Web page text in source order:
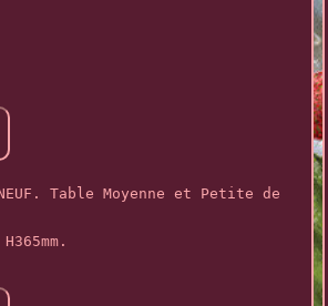
Table Moyenne et Petite de